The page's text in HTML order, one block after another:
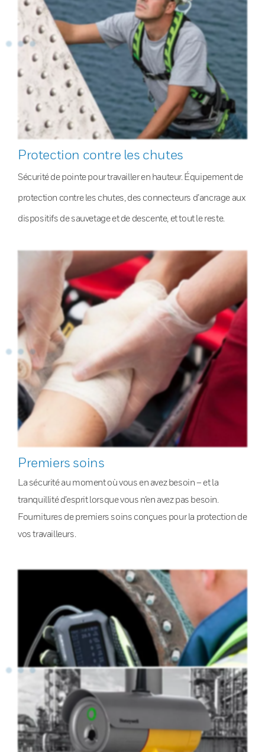
Protection contre les chutes
Sécurité de pointe pour travailler en hauteur. Équipement de
protection contre les chutes, des connecteurs d’ancrage aux
dispositifs de sauvetage et de descente, et tout le reste.
Premiers soins
La sécurité au moment où vous en avez besoin – et la
tranquillité d’esprit lorsque vous n’en avez pas besoin.
Fournitures de premiers soins conçues pour la protection de
vos travailleurs.